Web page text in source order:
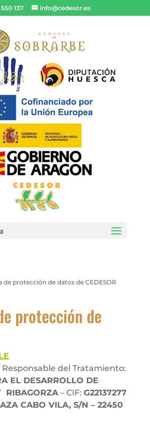
137 info@cedesor.es
de protección de datos de CEDESOR
protección de
del Tratamiento:
EL DESARROLLO DE
RIBAGORZA– CIF: G22137277
CABO VILA, S/N – 22450